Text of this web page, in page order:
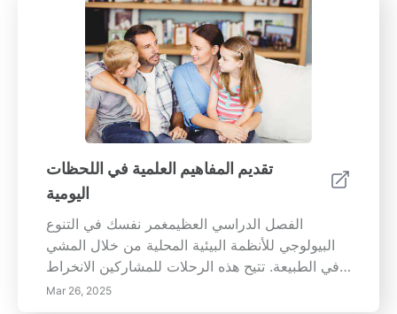
جلسات العصف الذهني واستخدام المساعدات
البصرية، وتعزيز التعاون من أجل إيجاد حلول مبتكرة.
سواء في المآزق الشخصية أو المشاريع المهنية، قم
برفع قدراتك في حل المشكلات وزيادة ثقتك لمواجهة
أي موقف مباشرة. افتح إمكانياتك وابدأ في حل
المشكلات مثل المحترفين اليوم!
تقديم المفاهيم العلمية في اللحظات
اليومية
الفصل الدراسي العظيمغمر نفسك في التنوع
البيولوجي للأنظمة البيئية المحلية من خلال المشي
في الطبيعة. تتيح هذه الرحلات للمشاركين الانخراط
مباشرة مع مجموعة متنوعة من الأنواع النباتية
والحيوانية، مما يعزز تقديرًا أعمق للإيكولوجيا. اكتشف
Mar 26, 2025